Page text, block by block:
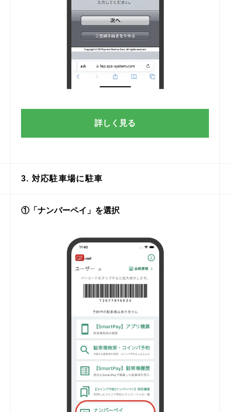
詳しく見る
3. 対応駐車場に駐車
①「ナンバーペイ」を選択